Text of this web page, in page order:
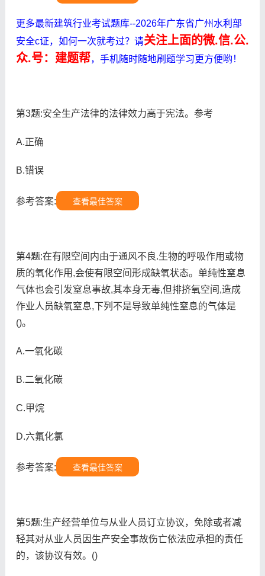
更多最新建筑行业考试题库--2026年广东省广州水利部
安全c证，如何一次就考过？请关注上面的微.信.公.
众.号：建题帮，手机随时随地刷题学习更方便哟！
第3题:安全生产法律的法律效力高于宪法。参考
A.正确
B.错误
参考答案: 查看最佳答案
第4题:在有限空间内由于通风不良.生物的呼吸作用或物
质的氧化作用,会使有限空间形成缺氧状态。单纯性窒息
气体也会引发窒息事故,其本身无毒,但排挤氧空间,造成
作业人员缺氧窒息,下列不是导致单纯性窒息的气体是
()。
A.一氧化碳
B.二氧化碳
C.甲烷
D.六氟化氯
参考答案: 查看最佳答案
第5题:生产经营单位与从业人员订立协议，免除或者减
轻其对从业人员因生产安全事故伤亡依法应承担的责任
的，该协议有效。()